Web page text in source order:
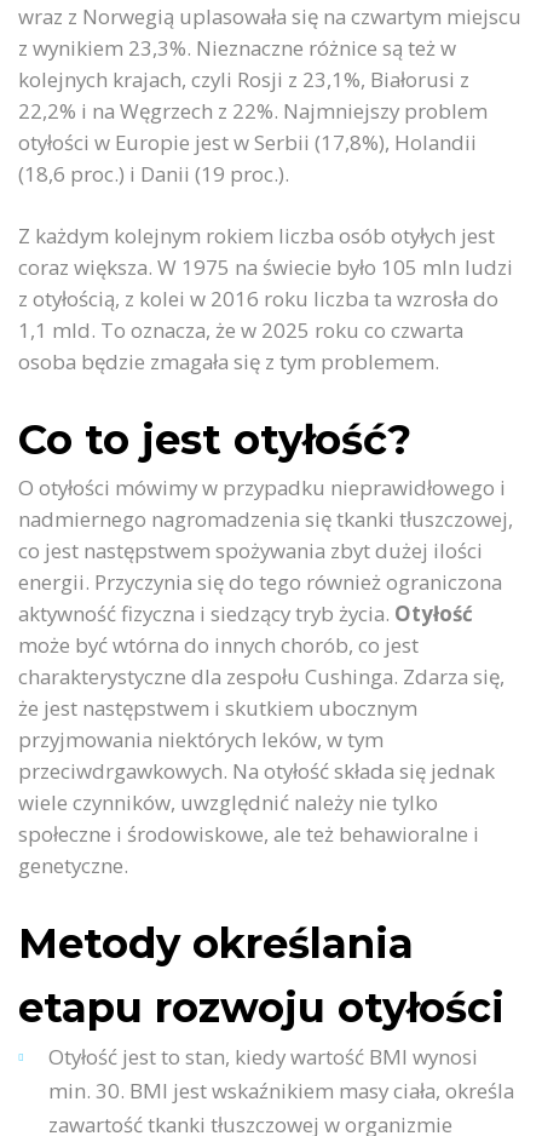
wraz z Norwegią uplasowała się na czwartym miejscu
z wynikiem 23,3%. Nieznaczne różnice są też w
kolejnych krajach, czyli Rosji z 23,1%, Białorusi z
22,2% i na Węgrzech z 22%. Najmniejszy problem
otyłości w Europie jest w Serbii (17,8%), Holandii
(18,6 proc.) i Danii (19 proc.).
Z każdym kolejnym rokiem liczba osób otyłych jest
coraz większa. W 1975 na świecie było 105 mln ludzi
z otyłością, z kolei w 2016 roku liczba ta wzrosła do
1,1 mld. To oznacza, że w 2025 roku co czwarta
osoba będzie zmagała się z tym problemem.
Co to jest otyłość?
O otyłości mówimy w przypadku nieprawidłowego i
nadmiernego nagromadzenia się tkanki tłuszczowej,
co jest następstwem spożywania zbyt dużej ilości
energii. Przyczynia się do tego również ograniczona
aktywność fizyczna i siedzący tryb życia. Otyłość
może być wtórna do innych chorób, co jest
charakterystyczne dla zespołu Cushinga. Zdarza się,
że jest następstwem i skutkiem ubocznym
przyjmowania niektórych leków, w tym
przeciwdrgawkowych. Na otyłość składa się jednak
wiele czynników, uwzględnić należy nie tylko
społeczne i środowiskowe, ale też behawioralne i
genetyczne.
Metody określania
etapu rozwoju otyłości
Otyłość jest to stan, kiedy wartość BMI wynosi
min. 30. BMI jest wskaźnikiem masy ciała, określa
zawartość tkanki tłuszczowej w organizmie